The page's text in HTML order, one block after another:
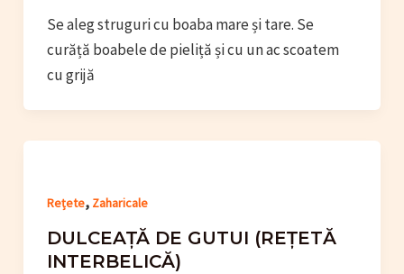
Se aleg struguri cu boaba mare și tare. Se
curăță boabele de pieliță și cu un ac scoatem
cu grijă
Rețete, Zaharicale
DULCEAȚĂ DE GUTUI (REȚETĂ
INTERBELICĂ)